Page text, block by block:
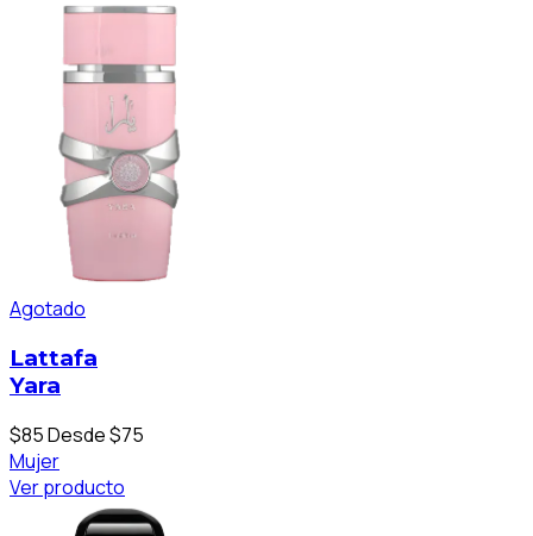
Agotado
Lattafa
Yara
$85Desde $75
Mujer
Ver producto